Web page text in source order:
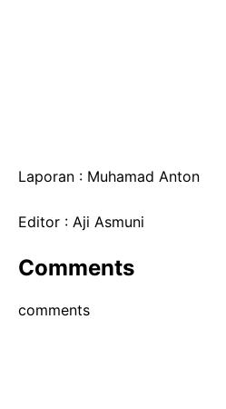
Laporan : Muhamad Anton
Editor : Aji Asmuni
Comments
comments